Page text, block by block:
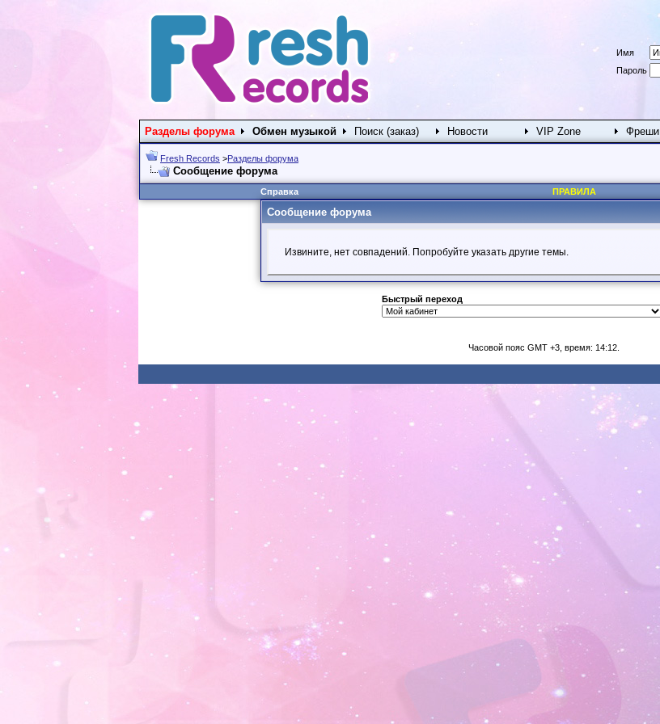
Имя
Пароль
Разделы форума Обмен музыкой Поиск (заказ) Новости VIP Zone Фреши
Fresh Records >Разделы форума
Сообщение форума
Справка ПРАВИЛА
Сообщение форума
Извините, нет совпадений. Попробуйте указать другие темы.
Быстрый переход
Часовой пояс GMT +3, время: 14:12.